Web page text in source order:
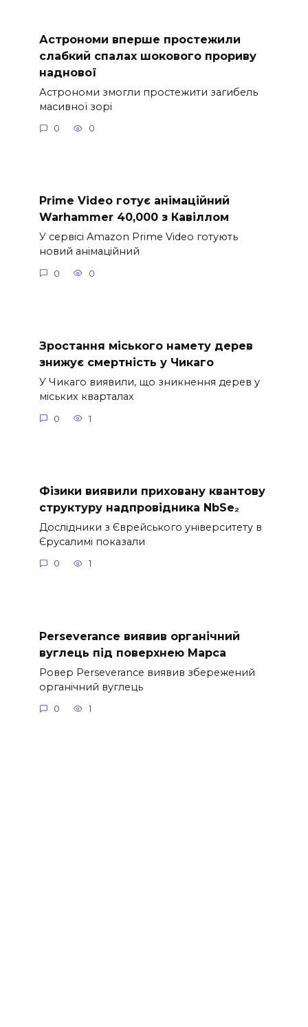
Астрономи вперше простежили
слабкий спалах шокового прориву
наднової
Астрономи змогли простежити загибель
масивної зорі
0 0
Prime Video готує анімаційний
Warhammer 40,000 з Кавіллом
У сервісі Amazon Prime Video готують
новий анімаційний
0 0
Зростання міського намету дерев
знижує смертність у Чикаго
У Чикаго виявили, що зникнення дерев у
міських кварталах
0 1
Фізики виявили приховану квантову
структуру надпровідника NbSe₂
Дослідники з Єврейського університету в
Єрусалимі показали
0 1
Perseverance виявив органічний
вуглець під поверхнею Марса
Ровер Perseverance виявив збережений
органічний вуглець
0 1